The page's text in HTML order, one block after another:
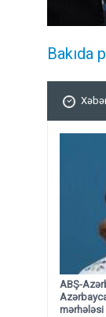
Bakıda
ABŞ-
mərhələsi